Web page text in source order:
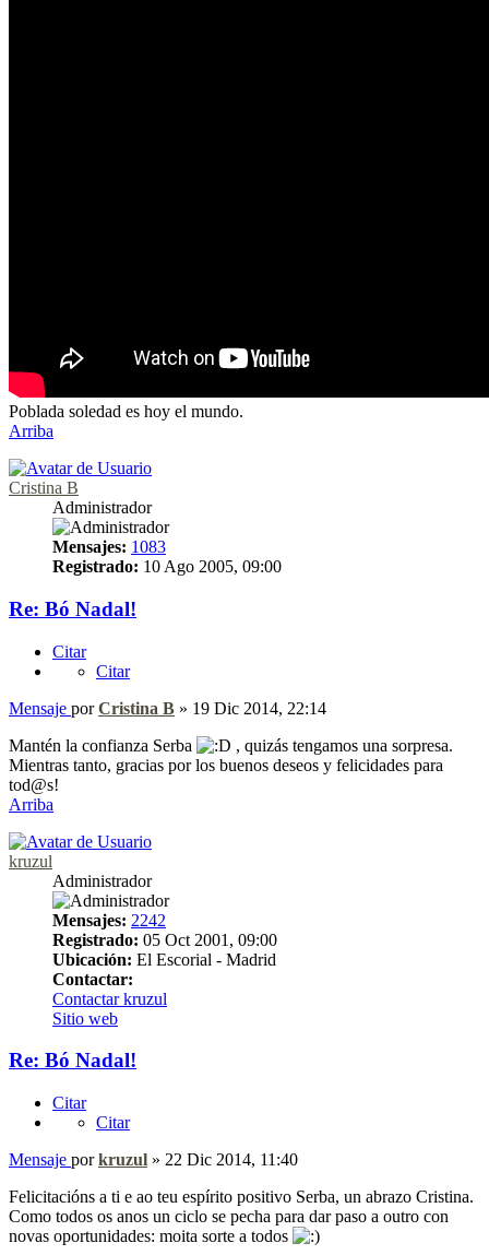
Poblada soledad es hoy el mundo.
Arriba
Cristina B
Administrador
Mensajes: 1083
Registrado: 10 Ago 2005, 09:00
Re: Bó Nadal!
Citar
Citar
Mensaje porCristina B » 19 Dic 2014, 22:14
Mantén la confianza Serba
, quizás tengamos una sorpresa.
Mientras tanto, gracias por los buenos deseos y felicidades para
tod@s!
Arriba
kruzul
Administrador
Mensajes: 2242
Registrado: 05 Oct 2001, 09:00
Ubicación: El Escorial - Madrid
Contactar:
Contactar kruzul
Sitio web
Re: Bó Nadal!
Citar
Citar
Mensaje porkruzul » 22 Dic 2014, 11:40
Felicitacións a ti e ao teu espírito positivo Serba, un abrazo Cristina.
Como todos os anos un ciclo se pecha para dar paso a outro con
novas oportunidades: moita sorte a todos